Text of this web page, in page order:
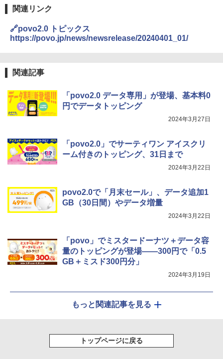
関連リンク
🔗povo2.0 トピックス
https://povo.jp/news/newsrelease/20240401_01/
関連記事
「povo2.0 データ専用」が登場、基本料0
円でデータトッピング
2024年3月27日
「povo2.0」でサーティワン アイスクリ
ーム付きのトッピング、31日まで
2024年3月22日
povo2.0で「月末セール」、データ追加1
GB（30日間）やデータ増量
2024年3月22日
「povo」でミスタードーナツ＋データ容
量のトッピングが登場――300円で「0.5
GB＋ミスド300円分」
2024年3月19日
もっと関連記事を見る
トップページに戻る